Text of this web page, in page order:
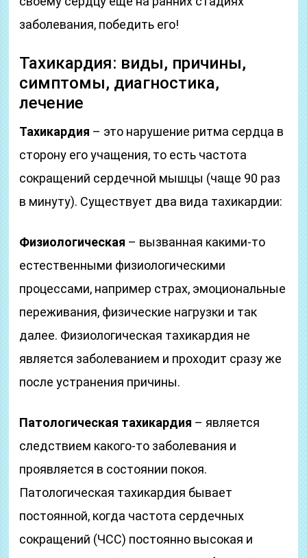
заболевания, победить его!
Тахикардия: виды, причины,
симптомы, диагностика,
лечение
Тахикардия – это нарушение ритма сердца в
сторону его учащения, то есть частота
сокращений сердечной мышцы (чаще 90 раз
в минуту). Существует два вида тахикардии:
Физиологическая – вызванная какими-то
естественными физиологическими
процессами, например страх, эмоциональные
переживания, физические нагрузки и так
далее. Физиологическая тахикардия не
является заболеванием и проходит сразу же
после устранения причины.
Патологическая тахикардия – является
следствием какого-то заболевания и
проявляется в состоянии покоя.
Патологическая тахикардия бывает
постоянной, когда частота сердечных
сокращений (ЧСС) постоянно высокая и